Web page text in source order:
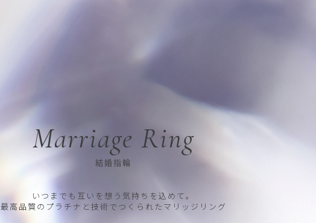
Marriage Ring
結婚指輪
いつまでも互いを想う気持ちを込めて。
最高品質のプラチナと技術でつくられたマリッジリング